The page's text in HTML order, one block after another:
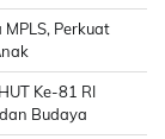
MPLS, Perkuat
Ke-81 RI
Budaya